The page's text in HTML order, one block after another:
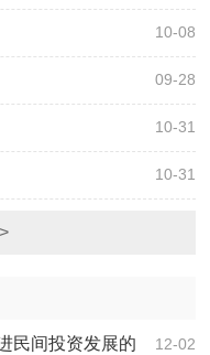
10-08
09-28
10-31
10-31
12-02
民间投资发展的